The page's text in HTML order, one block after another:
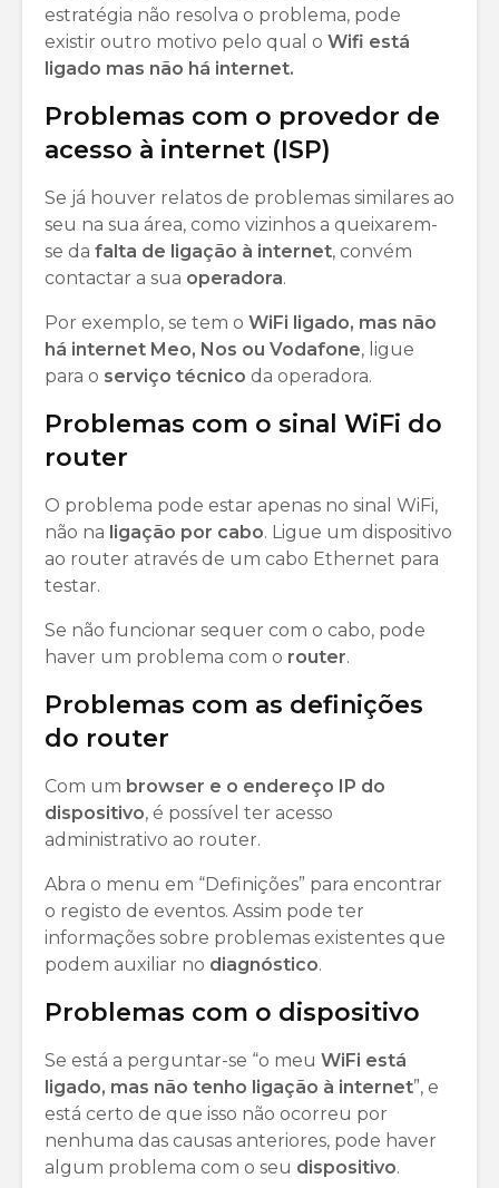
estratégia não resolva o problema, pode
existir outro motivo pelo qual o Wifi está
ligado mas não há internet.
Problemas com o provedor de
acesso à internet (ISP)
Se já houver relatos de problemas similares ao
seu na sua área, como vizinhos a queixarem-
se da falta de ligação à internet, convém
contactar a sua operadora.
Por exemplo, se tem o WiFi ligado, mas não
há internet Meo, Nos ou Vodafone, ligue
para o serviço técnico da operadora.
Problemas com o sinal WiFi do
router
O problema pode estar apenas no sinal WiFi,
não na ligação por cabo. Ligue um dispositivo
ao router através de um cabo Ethernet para
testar.
Se não funcionar sequer com o cabo, pode
haver um problema com o router.
Problemas com as definições
do router
Com um browser e o endereço IP do
dispositivo, é possível ter acesso
administrativo ao router.
Abra o menu em “Definições” para encontrar
o registo de eventos. Assim pode ter
informações sobre problemas existentes que
podem auxiliar no diagnóstico.
Problemas com o dispositivo
Se está a perguntar-se “o meu WiFi está
ligado, mas não tenho ligação à internet”, e
está certo de que isso não ocorreu por
nenhuma das causas anteriores, pode haver
algum problema com o seu dispositivo.